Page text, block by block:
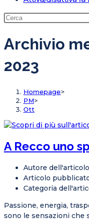
Archivio
2023
Homepage>
PM>
Ott
A Recco uno
Autore
Articolo
Categoria
Passione, energia,
sono le sensazioni che